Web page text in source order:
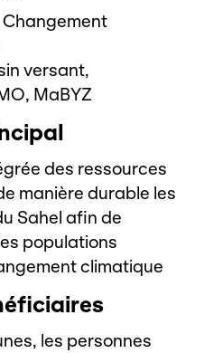
Changement
versant,
, MaBYZ
des ressources
manière durable les
Sahel afin de
populations
climatique
les personnes